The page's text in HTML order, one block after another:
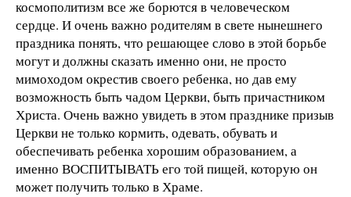
космополитизм все же борются в человеческом
сердце. И очень важно родителям в свете нынешнего
праздника понять, что решающее слово в этой борьбе
могут и должны сказать именно они, не просто
мимоходом окрестив своего ребенка, но дав ему
возможность быть чадом Церкви, быть причастником
Христа. Очень важно увидеть в этом празднике призыв
Церкви не только кормить, одевать, обувать и
обеспечивать ребенка хорошим образованием, а
именно ВОСПИТЫВАТЬ его той пищей, которую он
может получить только в Храме.